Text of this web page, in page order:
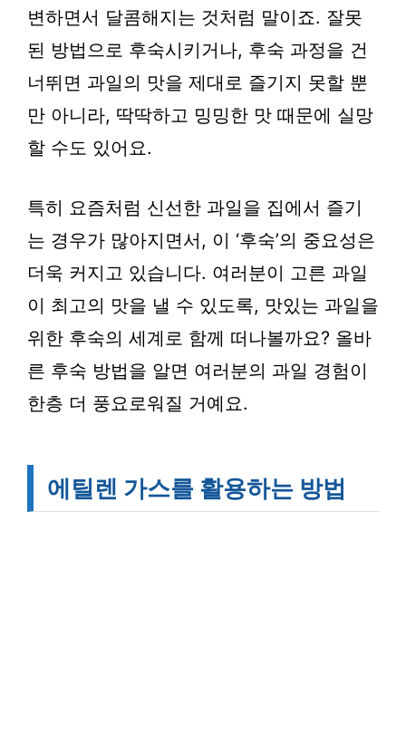
변하면서 달콤해지는 것처럼 말이죠. 잘못
된 방법으로 후숙시키거나, 후숙 과정을 건
너뛰면 과일의 맛을 제대로 즐기지 못할 뿐
만 아니라, 딱딱하고 밍밍한 맛 때문에 실망
할 수도 있어요.
특히 요즘처럼 신선한 과일을 집에서 즐기
는 경우가 많아지면서, 이 ‘후숙’의 중요성은
더욱 커지고 있습니다. 여러분이 고른 과일
이 최고의 맛을 낼 수 있도록, 맛있는 과일을
위한 후숙의 세계로 함께 떠나볼까요? 올바
른 후숙 방법을 알면 여러분의 과일 경험이
한층 더 풍요로워질 거예요.
에틸렌 가스를 활용하는 방법